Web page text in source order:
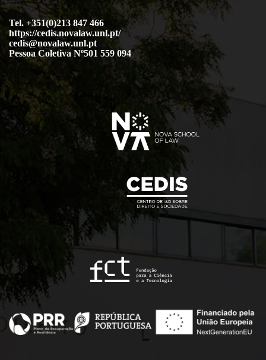
Tel. +351(0)213 847 466
https://cedis.novalaw.unl.pt/
cedis@novalaw.unl.pt
Pessoa Coletiva Nº501 559 094